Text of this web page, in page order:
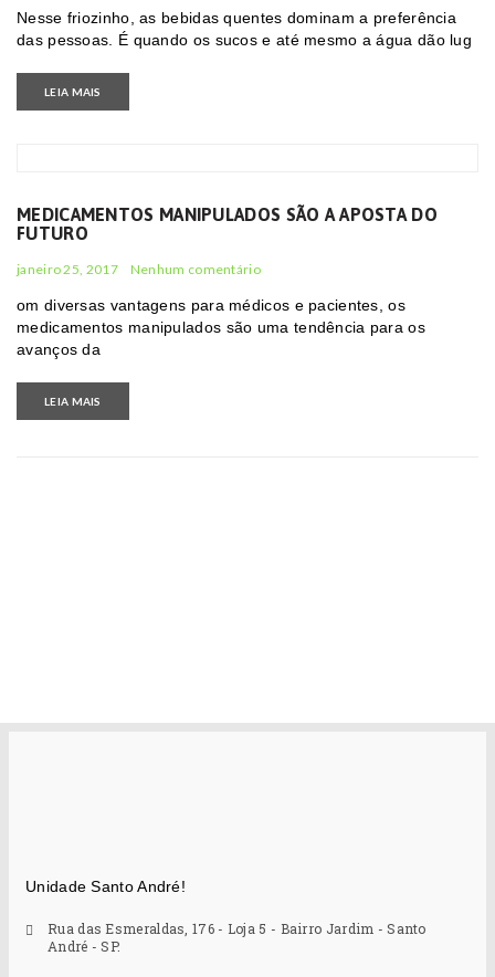
Nesse friozinho, as bebidas quentes dominam a preferência
das pessoas. É quando os sucos e até mesmo a água dão lug
LEIA MAIS
MEDICAMENTOS MANIPULADOS SÃO A APOSTA DO
FUTURO
janeiro 25, 2017 Nenhum comentário
om diversas vantagens para médicos e pacientes, os
medicamentos manipulados são uma tendência para os
avanços da
LEIA MAIS
Unidade Santo André!
Rua das Esmeraldas, 176 - Loja 5 - Bairro Jardim - Santo
André - SP.